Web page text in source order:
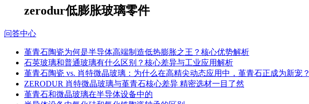
zerodur低膨胀玻璃零件
问答中心
堇青石陶瓷为何是半导体高端制造低热膨胀之王？核心优势解析
石英玻璃和普通玻璃有什么区别？核心差异与工业应用解析
堇青石陶瓷 vs. 肖特微晶玻璃：为什么在高精尖动态应用中，堇青石正成为新宠？
ZERODUR 肖特微晶玻璃与堇青石核心差异 精密选材一目了然
堇青石和微晶玻璃在半导体设备中的